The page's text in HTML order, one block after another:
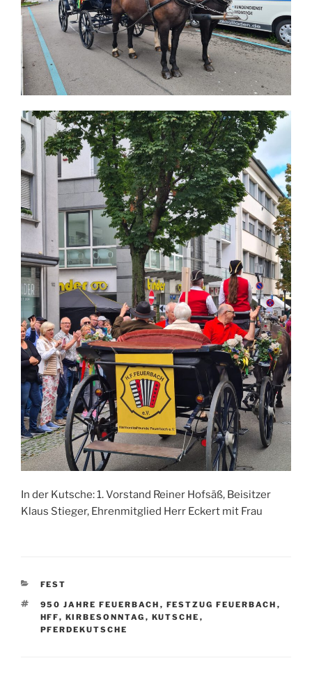
In der Kutsche: 1. Vorstand Reiner Hofsäß, Beisitzer
Klaus Stieger, Ehrenmitglied Herr Eckert mit Frau
KATEGORIEN
FEST
SCHLAGWÖRTER
950 JAHRE FEUERBACH , FESTZUG FEUERBACH ,
HFF, KIRBESONNTAG , KUTSCHE ,
PFERDEKUTSCHE